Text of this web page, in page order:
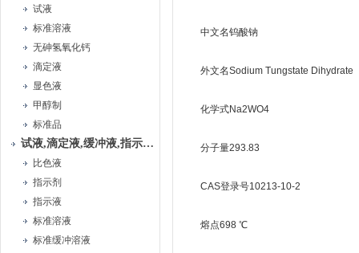
试液
标准溶液
无砷氢氧化钙
滴定液
显色液
甲醇制
标准品
试液,滴定液,缓冲液,指示液,试纸
比色液
指示剂
指示液
标准溶液
标准缓冲溶液
中文名钨酸钠
外文名Sodium Tungstate Dihydrate
化学式Na2WO4
分子量293.83
CAS登录号10213-10-2
熔点698 ℃